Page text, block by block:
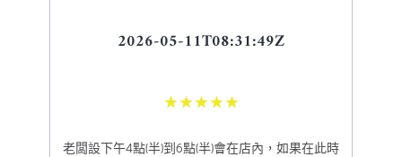
2026-05-11T08:31:49Z
★★★★★
老闆設下午4點(半)到6點(半)會在店內，如果在此時